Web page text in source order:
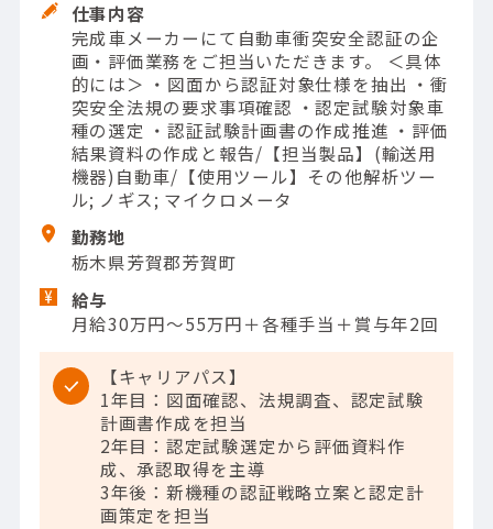
仕事内容
完成車メーカーにて自動車衝突安全認証の企
画・評価業務をご担当いただきます。 ＜具体
的には＞ ・図面から認証対象仕様を抽出 ・衝
突安全法規の要求事項確認 ・認定試験対象車
種の選定 ・認証試験計画書の作成推進 ・評価
結果資料の作成と報告/【担当製品】(輸送用
機器)自動車/【使用ツール】その他解析ツー
ル; ノギス; マイクロメータ
勤務地
栃木県芳賀郡芳賀町
給与
月給30万円～55万円＋各種手当＋賞与年2回
【キャリアパス】
1年目：図面確認、法規調査、認定試験
計画書作成を担当
2年目：認定試験選定から評価資料作
成、承認取得を主導
3年後：新機種の認証戦略立案と認定計
画策定を担当